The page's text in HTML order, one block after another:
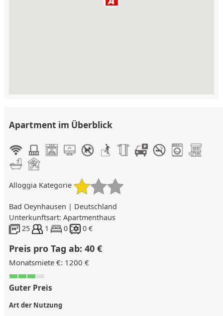
Apartment im Überblick
Alloggia Kategorie
Bad Oeynhausen | Deutschland
Unterkunftsart: Apartmenthaus
25
1 0 0 €
Preis pro Tag ab: 40 €
Monatsmiete €: 1200 €
Guter Preis
Art der Nutzung